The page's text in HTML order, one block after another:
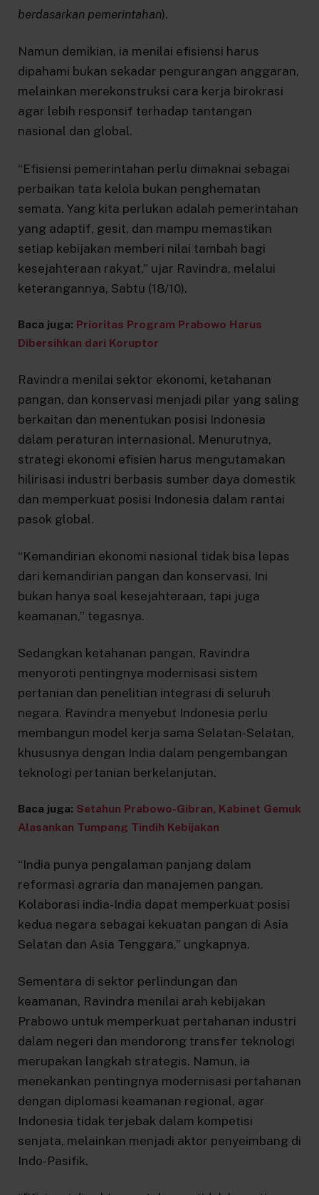
berdasarkan pemerintahan).
Namun demikian, ia menilai efisiensi harus
dipahami bukan sekadar pengurangan anggaran,
melainkan merekonstruksi cara kerja birokrasi
agar lebih responsif terhadap tantangan
nasional dan global.
“Efisiensi pemerintahan perlu dimaknai sebagai
perbaikan tata kelola bukan penghematan
semata. Yang kita perlukan adalah pemerintahan
yang adaptif, gesit, dan mampu memastikan
setiap kebijakan memberi nilai tambah bagi
kesejahteraan rakyat,” ujar Ravindra, melalui
keterangannya, Sabtu (18/10).
Baca juga: Prioritas Program Prabowo Harus
Dibersihkan dari Koruptor
Ravindra menilai sektor ekonomi, ketahanan
pangan, dan konservasi menjadi pilar yang saling
berkaitan dan menentukan posisi Indonesia
dalam peraturan internasional. Menurutnya,
strategi ekonomi efisien harus mengutamakan
hilirisasi industri berbasis sumber daya domestik
dan memperkuat posisi Indonesia dalam rantai
pasok global.
“Kemandirian ekonomi nasional tidak bisa lepas
dari kemandirian pangan dan konservasi. Ini
bukan hanya soal kesejahteraan, tapi juga
keamanan,” tegasnya.
Sedangkan ketahanan pangan, Ravindra
menyoroti pentingnya modernisasi sistem
pertanian dan penelitian integrasi di seluruh
negara. Ravindra menyebut Indonesia perlu
membangun model kerja sama Selatan-Selatan,
khususnya dengan India dalam pengembangan
teknologi pertanian berkelanjutan.
Baca juga: Setahun Prabowo-Gibran, Kabinet Gemuk
Alasankan Tumpang Tindih Kebijakan
“India punya pengalaman panjang dalam
reformasi agraria dan manajemen pangan.
Kolaborasi india-India dapat memperkuat posisi
kedua negara sebagai kekuatan pangan di Asia
Selatan dan Asia Tenggara,” ungkapnya.
Sementara di sektor perlindungan dan
keamanan, Ravindra menilai arah kebijakan
Prabowo untuk memperkuat pertahanan industri
dalam negeri dan mendorong transfer teknologi
merupakan langkah strategis. Namun, ia
menekankan pentingnya modernisasi pertahanan
dengan diplomasi keamanan regional, agar
Indonesia tidak terjebak dalam kompetisi
senjata, melainkan menjadi aktor penyeimbang di
Indo-Pasifik.